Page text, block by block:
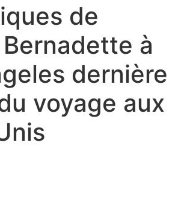
de
à
dernière
voyage aux